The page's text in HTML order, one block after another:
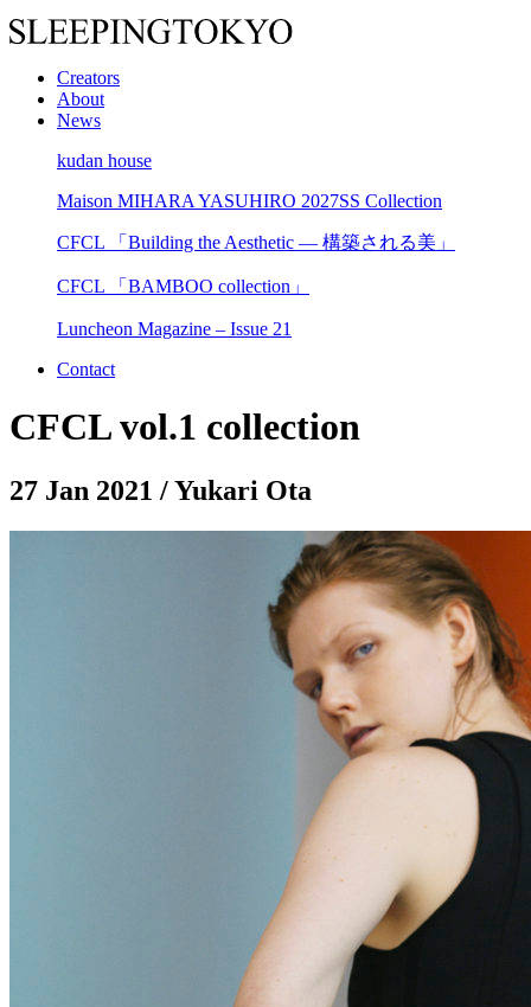
Creators
About
News
kudan house
Maison MIHARA YASUHIRO 2027SS Collection
CFCL 「Building the Aesthetic — 構築される美」
CFCL 「BAMBOO collection」
Luncheon Magazine – Issue 21
Contact
CFCL vol.1 collection
27 Jan 2021 / Yukari Ota